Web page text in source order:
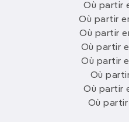
Où partir
Où partir
Où partir
Où partir
Où partir
Où
Où partir
Où partir